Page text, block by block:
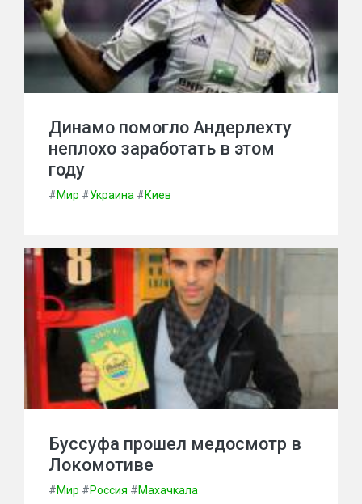
Динамо помогло Андерлехту
неплохо заработать в этом
году
#Мир #Украина #Киев
Буссуфа прошел медосмотр в
Локомотиве
#Мир #Россия #Махачкала